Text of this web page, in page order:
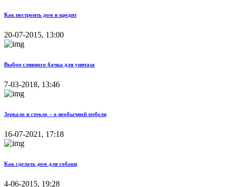
Как построить дом в кредит
20-07-2015, 13:00
Выбор сливного бачка для унитаза
7-03-2018, 13:46
Зеркало и стекло – о необычной мебели
16-07-2021, 17:18
Как сделать дом для собаки
4-06-2015, 19:28